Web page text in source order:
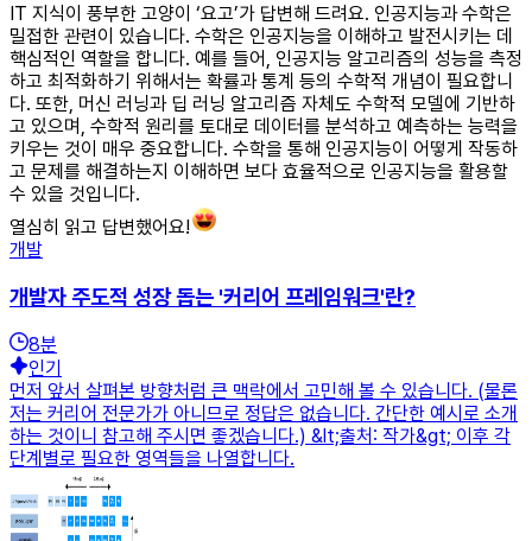
IT 지식이 풍부한 고양이 ‘요고’가 답변해 드려요. 인공지능과 수학은
밀접한 관련이 있습니다. 수학은 인공지능을 이해하고 발전시키는 데
핵심적인 역할을 합니다. 예를 들어, 인공지능 알고리즘의 성능을 측정
하고 최적화하기 위해서는 확률과 통계 등의 수학적 개념이 필요합니
다. 또한, 머신 러닝과 딥 러닝 알고리즘 자체도 수학적 모델에 기반하
고 있으며, 수학적 원리를 토대로 데이터를 분석하고 예측하는 능력을
키우는 것이 매우 중요합니다. 수학을 통해 인공지능이 어떻게 작동하
고 문제를 해결하는지 이해하면 보다 효율적으로 인공지능을 활용할
수 있을 것입니다.
열심히 읽고 답변했어요!
개발
개발자 주도적 성장 돕는 '커리어 프레임워크'란?
8분
인기
먼저 앞서 살펴본 방향처럼 큰 맥락에서 고민해 볼 수 있습니다. (물론
저는 커리어 전문가가 아니므로 정답은 없습니다. 간단한 예시로 소개
하는 것이니 참고해 주시면 좋겠습니다.) &lt;출처: 작가&gt; 이후 각
단계별로 필요한 영역들을 나열합니다.